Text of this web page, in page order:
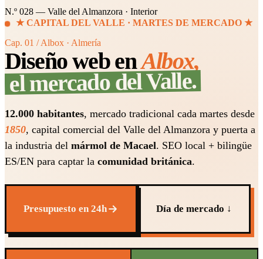
N.º 028 — Valle del Almanzora · Interior
★ CAPITAL DEL VALLE · MARTES DE MERCADO ★
Cap. 01 / Albox · Almería
Diseño web enAlbox,
el mercado del Valle.
12.000 habitantes, mercado tradicional cada martes desde
1850, capital comercial del Valle del Almanzora y puerta a
la industria del mármol de Macael. SEO local + bilingüe
ES/EN para captar la comunidad británica.
Presupuesto en 24h Día de mercado ↓